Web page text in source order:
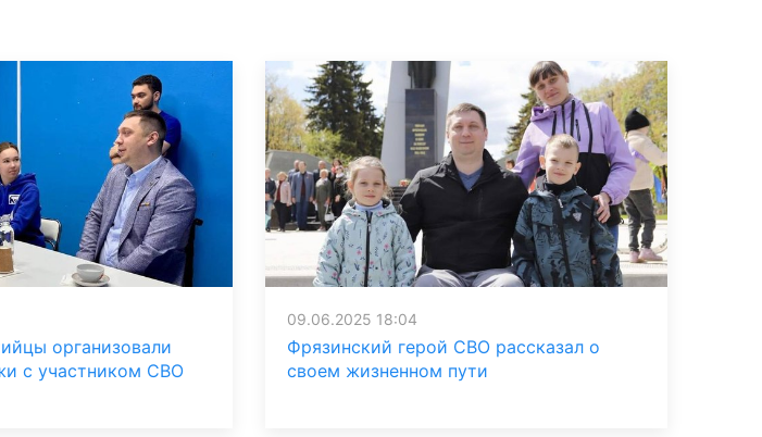
организовали
с участником СВО
09.06.2025 18:04
Фрязинский герой СВО рассказал о
своем жизненном пути